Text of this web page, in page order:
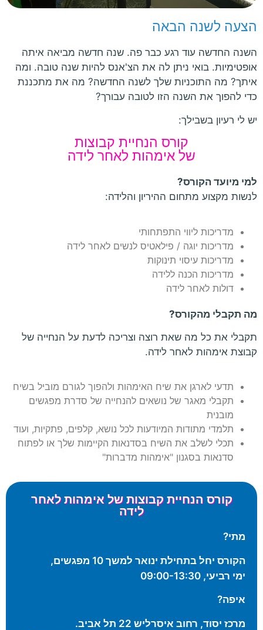
הצעה לשנה הבאה
השנה החדשה עוד רגע כבר פה. שנה חדשה מביאה איתה
אופטימיות. בואי ניתן לה את הצ'אנס להיות שנה טובה. ומה
איתך? מה התוכניות שלך לשנה החדשה? מה את מתכננת
כדי להפוך את השנה הזו לטובה עבורך?
יש לי רעיון בשבילך:
קורס הנחיית קבוצות
של אימהות לאחר לידה
למי מיועד הקורס?
לנשות מקצוע מתחום ההיריון והלידה:
מדריכות ליווי התפתחותי
מדריכות יוגה / פילאטיס לנשים לאחר לידה
מדריכות עיסוי תינוקות
מדריכות הכנה ללידה
דולות לאחר לידה
מה תקבלי מהקורס?
תקבלי את כל מה שאת רוצה וצריכה לדעת על הנחייה של
קבוצת אימהות לאחר לידה.
תדעי לארגן את שיח האימהות ולהפוך לגורם מוביל בשיח
תקבלי מאגר של נושאים להנחייה של סדרת מפגשים
מובנית
תלמדי מתודות המיודעות לכל נושא, קלפים, פתקיות, ועוד
תכלי לשלב את השיח בסדנאות הקיימות שלך או לפתוח
סדנאות בסגנון "אימהות מדברות"
קורס הנחיית קבוצות של אימהות לאחר
לידה
מתי?
הקורס יחל בתחילת ינואר למשך 10 מפגשים,
ימי רביעי, 09:00-13:30
איפה?
מרכז יסוד, רחוב איסרליש 22 תל אביב.